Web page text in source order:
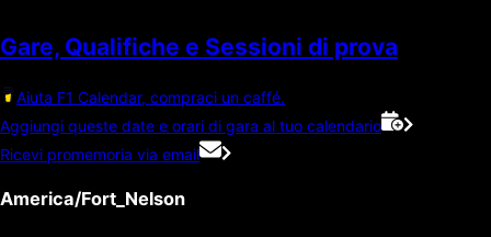
Gare, Qualifiche e Sessioni di prova
Aiuta F1 Calendar, compraci un caffé.
Aggiungi queste date e orari di gara al tuo calendario
Ricevi promemoria via email
America/Fort_Nelson